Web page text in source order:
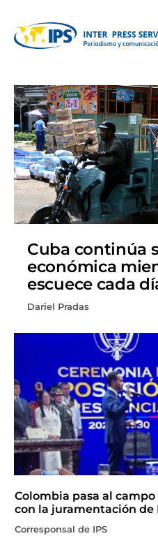
Cuba continúa
económica
escuece cada
Dariel Pradas
Colombia pasa al
con la juramentación de
Corresponsal de IPS